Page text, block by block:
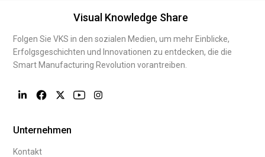
Visual Knowledge Share
Folgen Sie VKS in den sozialen Medien, um mehr Einblicke,
Erfolgsgeschichten und Innovationen zu entdecken, die die
Smart Manufacturing Revolution vorantreiben.
Unternehmen
Kontakt